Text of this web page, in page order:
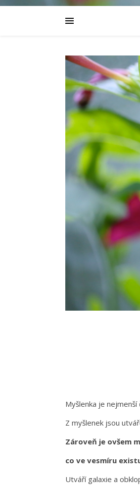
Myšlenka je
Z myšlenek jsou
Zároveň je ovšem
co ve vesmíru
Utváří galaxie a